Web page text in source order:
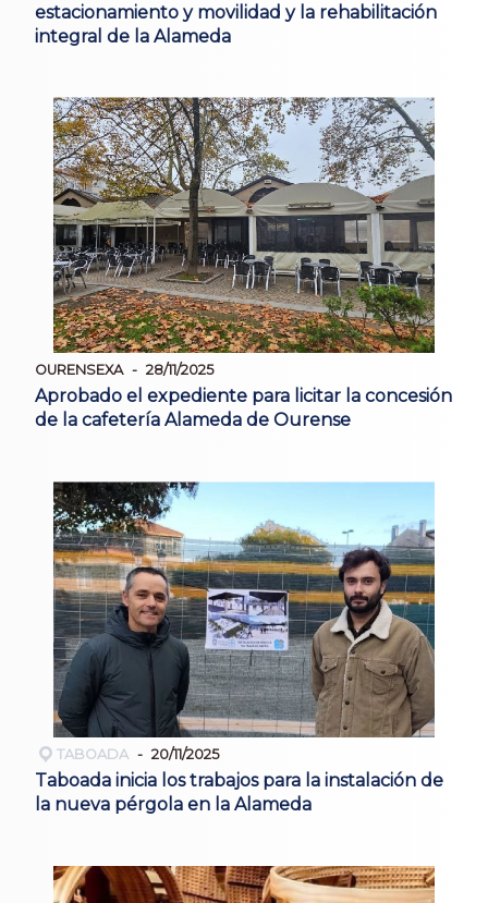
estacionamiento y movilidad y la rehabilitación
integral de la Alameda
OURENSEXA 28/11/2025
Aprobado el expediente para licitar la concesión
de la cafetería Alameda de Ourense
TABOADA 20/11/2025
Taboada inicia los trabajos para la instalación de
la nueva pérgola en la Alameda